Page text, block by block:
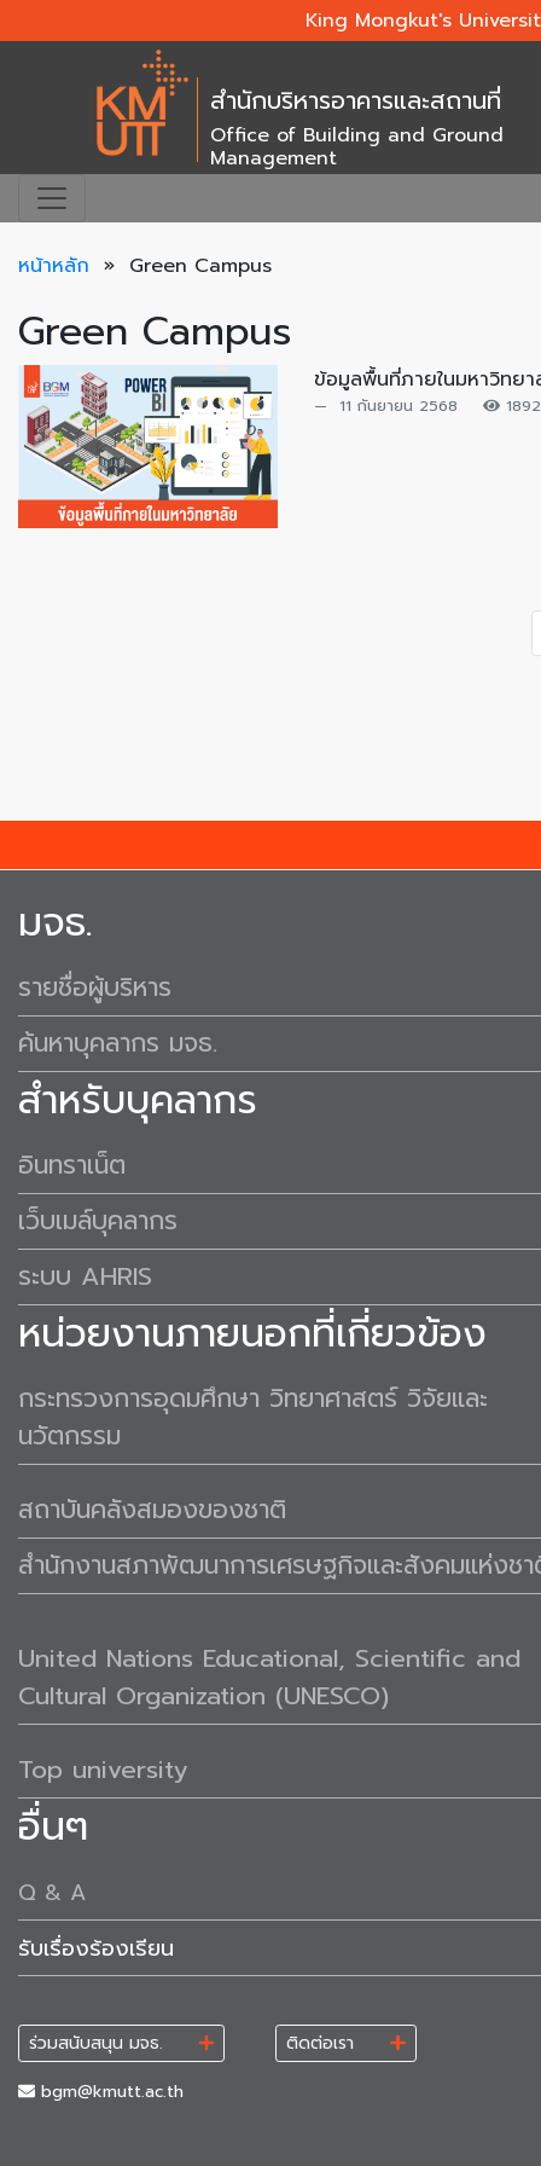
King Mongkut's
สำนักบริหารอาคารและสถานที่
Office of Building and Ground
Management
หน้าหลัก » Green Campus
Green Campus
ข้อมูลพื้นที่ภายในมหาวิทย
11 กันยายน 2568 1892
มจธ.
รายชื่อผู้บริหาร
ค้นหาบุคลากร มจธ.
สำหรับบุคลากร
อินทราเน็ต
เว็บเมล์บุคลากร
ระบบ AHRIS
หน่วยงานภายนอกที่เกี่ยวข้อง
กระทรวงการอุดมศึกษา วิทยาศาสตร์ วิจัยและ
นวัตกรรม
สถาบันคลังสมองของชาติ
สำนักงานสภาพัฒนาการเศรษฐกิจและสังคมแห่งช
United Nations Educational, Scientific and
Cultural Organization (UNESCO)
Top university
อื่นๆ
Q & A
รับเรื่องร้องเรียน
ร่วมสนับสนุน มจธ.
ติดต่อเรา
bgm@kmutt.ac.th